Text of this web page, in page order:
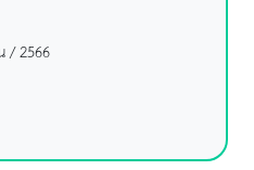
/ 2566